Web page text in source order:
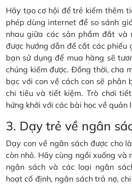
Hãy tạo cơ hội để trẻ kiếm thêm
phép dùng internet để so sánh
nhau giữa các sản phẩm đắt và
được hướng dẫn để cắt các phiếu
bạn sử dụng để mua hàng sẽ
chúng kiếm được. Đồng thời, cha
bạc với con về cách con sẽ phân
chi tiêu và tiết kiệm. Trò chơi
hứng khởi với các bài học về quản
3. Dạy trẻ về ngân
Dạy con về ngân sách được cho
còn nhỏ. Hãy cùng ngồi xuống và
ngân sách và các loại ngân
hoạt cố định, ngân sách trả nợ,